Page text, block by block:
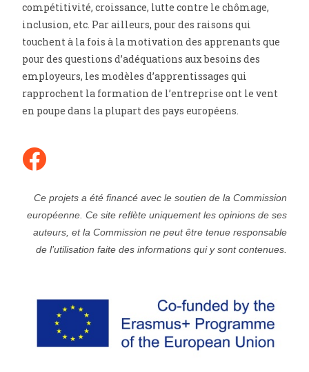
compétitivité, croissance, lutte contre le chômage,
inclusion, etc. Par ailleurs, pour des raisons qui
touchent à la fois à la motivation des apprenants que
pour des questions d’adéquations aux besoins des
employeurs, les modèles d’apprentissages qui
rapprochent la formation de l’entreprise ont le vent
en poupe dans la plupart des pays européens.
Ce projets a été financé avec le soutien de la Commission
européenne. Ce site reflète uniquement les opinions de ses
auteurs, et la Commission ne peut être tenue responsable
de l’utilisation faite des informations qui y sont contenues.